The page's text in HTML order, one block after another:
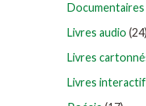
Documentaires
Livres audio (24)
Livres
Livres